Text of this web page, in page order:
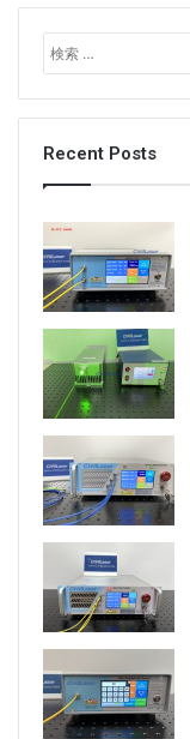
Recent Posts